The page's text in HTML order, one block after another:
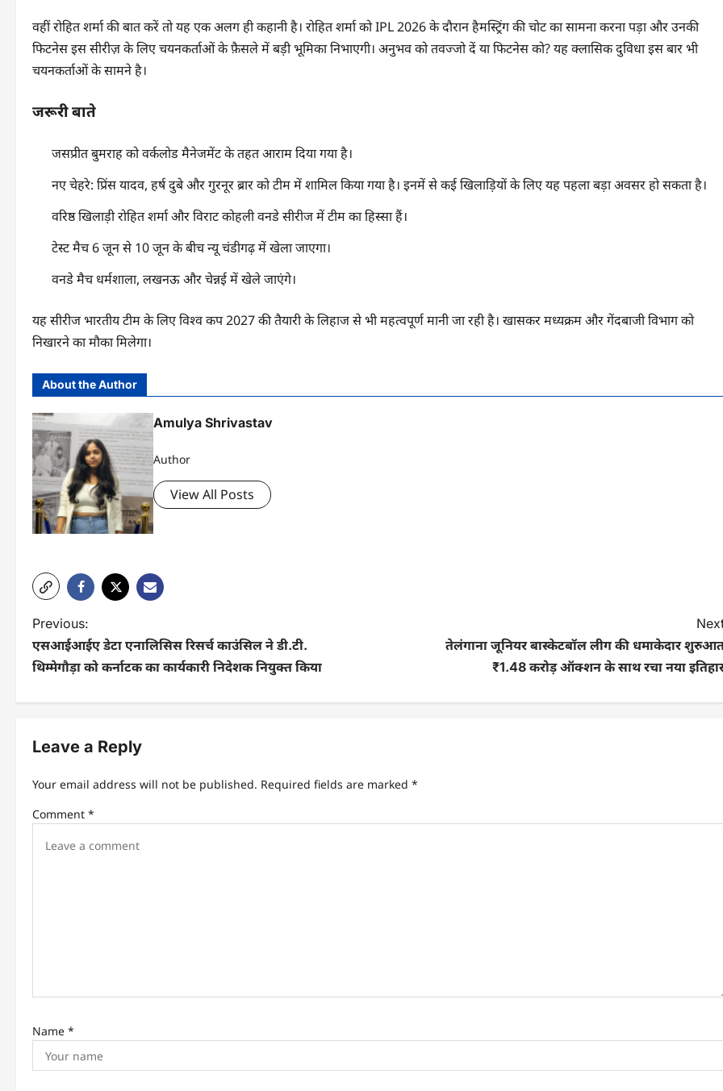
वहीं रोहित शर्मा की बात करें तो यह एक अलग ही कहानी है। रोहित शर्मा को IPL 2026 के दौरान हैमस्ट्रिंग की चोट का सामना करना पड़ा और उनकी
फिटनेस इस सीरीज़ के लिए चयनकर्ताओं के फ़ैसले में बड़ी भूमिका निभाएगी। अनुभव को तवज्जो दें या फिटनेस को? यह क्लासिक दुविधा इस बार भी
चयनकर्ताओं के सामने है।
जरूरी बाते
जसप्रीत बुमराह को वर्कलोड मैनेजमेंट के तहत आराम दिया गया है।
नए चेहरे: प्रिंस यादव, हर्ष दुबे और गुरनूर ब्रार को टीम में शामिल किया गया है। इनमें से कई खिलाड़ियों के लिए यह पहला बड़ा अवसर हो सकता है।
वरिष्ठ खिलाड़ी रोहित शर्मा और विराट कोहली वनडे सीरीज में टीम का हिस्सा हैं।
टेस्ट मैच 6 जून से 10 जून के बीच न्यू चंडीगढ़ में खेला जाएगा।
वनडे मैच धर्मशाला, लखनऊ और चेन्नई में खेले जाएंगे।
यह सीरीज भारतीय टीम के लिए विश्व कप 2027 की तैयारी के लिहाज से भी महत्वपूर्ण मानी जा रही है। खासकर मध्यक्रम और गेंदबाजी विभाग को
निखारने का मौका मिलेगा।
About the Author
Amulya Shrivastav
Author
View All Posts
P
o
n
i
n
Previous:
एसआईआईए डेटा एनालिसिस रिसर्च काउंसिल ने डी.टी.
थिम्मेगौड़ा को कर्नाटक का कार्यकारी निदेशक नियुक्त किया
तेलंगाना जूनियर बास्केटबॉल लीग की धमाकेदार
₹1.48 करोड़ ऑक्शन के साथ रचा नया
Leave a Reply
Your email address will not be published. Required fields are marked *
Comment *
Name *